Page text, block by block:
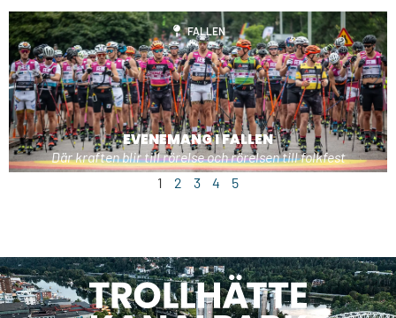
FALLEN
EVENEMANG I FALLEN
Där kraften blir till rörelse och rörelsen till folkfest
1
2 3 4 5